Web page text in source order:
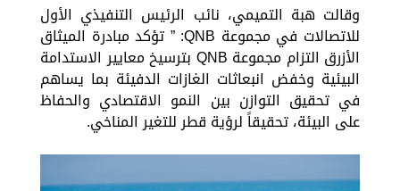
وقالت هبة التميمي، نائب الرئيس التنفيذي الأول
للاتصالات في مجموعة QNB: ” تؤكد مبادرة الميثاق
الأزرق التزام مجموعة QNB بترسيخ معايير الاستدامة
البيئية وخفض انبعاثات الغازات الدفيئة بما يساهم
في تحقيق التوازن بين النمو الاقتصادي والحفاظ
على البيئة، تحقيقاً لرؤية قطر للتغير المناخي.